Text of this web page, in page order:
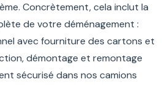
Concrètement, cela inclut la
de votre déménagement :
avec fourniture des cartons et
démontage et remontage
sécurisé dans nos camions